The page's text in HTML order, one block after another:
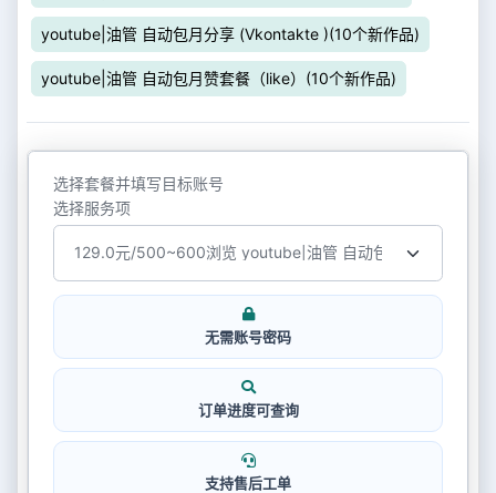
youtube|油管 自动包月分享 (Vkontakte )(10个新作品)
youtube|油管 自动包月赞套餐（like）(10个新作品)
选择套餐并填写目标账号
选择服务项
无需账号密码
订单进度可查询
支持售后工单